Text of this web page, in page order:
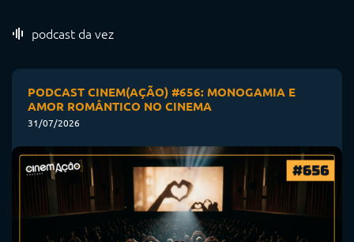
podcast da vez
PODCAST CINEM(AÇÃO) #656: MONOGAMIA E
AMOR ROMÂNTICO NO CINEMA
31/07/2026